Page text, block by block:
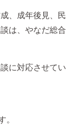
、成年後見、民
は、やなだ総合
に対応させてい
。